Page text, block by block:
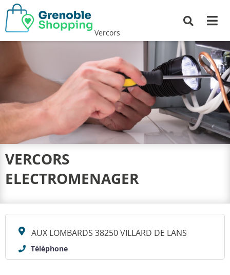
Vercors
VERCORS
ELECTROMENAGER
AUX LOMBARDS 38250 VILLARD DE LANS
Téléphone